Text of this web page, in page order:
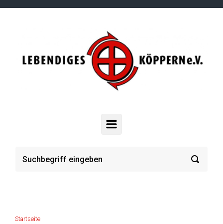
Zum Hauptinhalt springen
Startseite